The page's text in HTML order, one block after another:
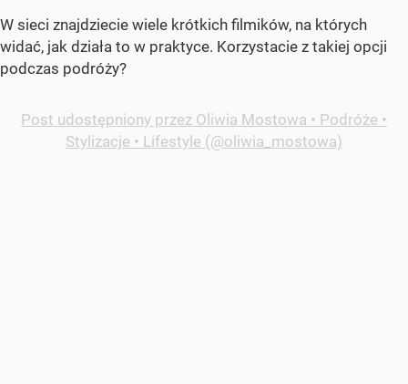
W sieci znajdziecie wiele krótkich filmików, na których
widać, jak działa to w praktyce. Korzystacie z takiej opcji
podczas podróży?
Post udostępniony przez Oliwia Mostowa • Podróże •
Stylizacje • Lifestyle (@oliwia_mostowa)